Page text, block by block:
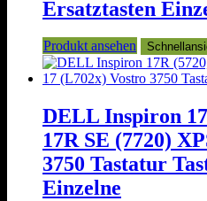
Ersatztasten
Produkt ansehen
DELL Inspiron
17R SE (7720)
3750 Tastatur
Einzelne